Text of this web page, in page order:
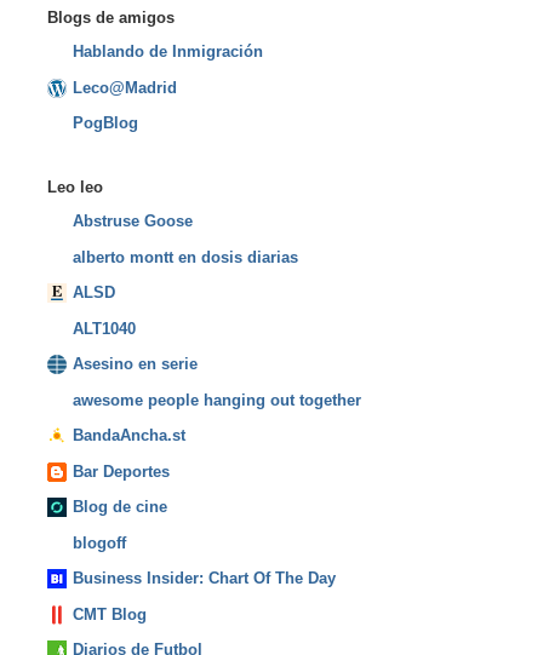
Blogs de amigos
Hablando de Inmigración
Leco@Madrid
PogBlog
Leo leo
Abstruse Goose
alberto montt en dosis diarias
ALSD
ALT1040
Asesino en serie
awesome people hanging out together
BandaAncha.st
Bar Deportes
Blog de cine
blogoff
Business Insider: Chart Of The Day
CMT Blog
Diarios de Futbol